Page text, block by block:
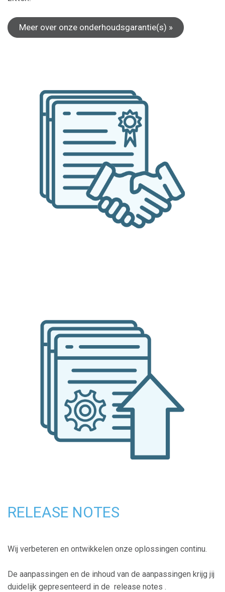
Meer over onze onderhoudsgarantie(s) »
RELEASE NOTES
Wij verbeteren en ontwikkelen onze oplossingen continu.
De aanpassingen en de inhoud van de aanpassingen krijg jij
duidelijk gepresenteerd in de release notes .